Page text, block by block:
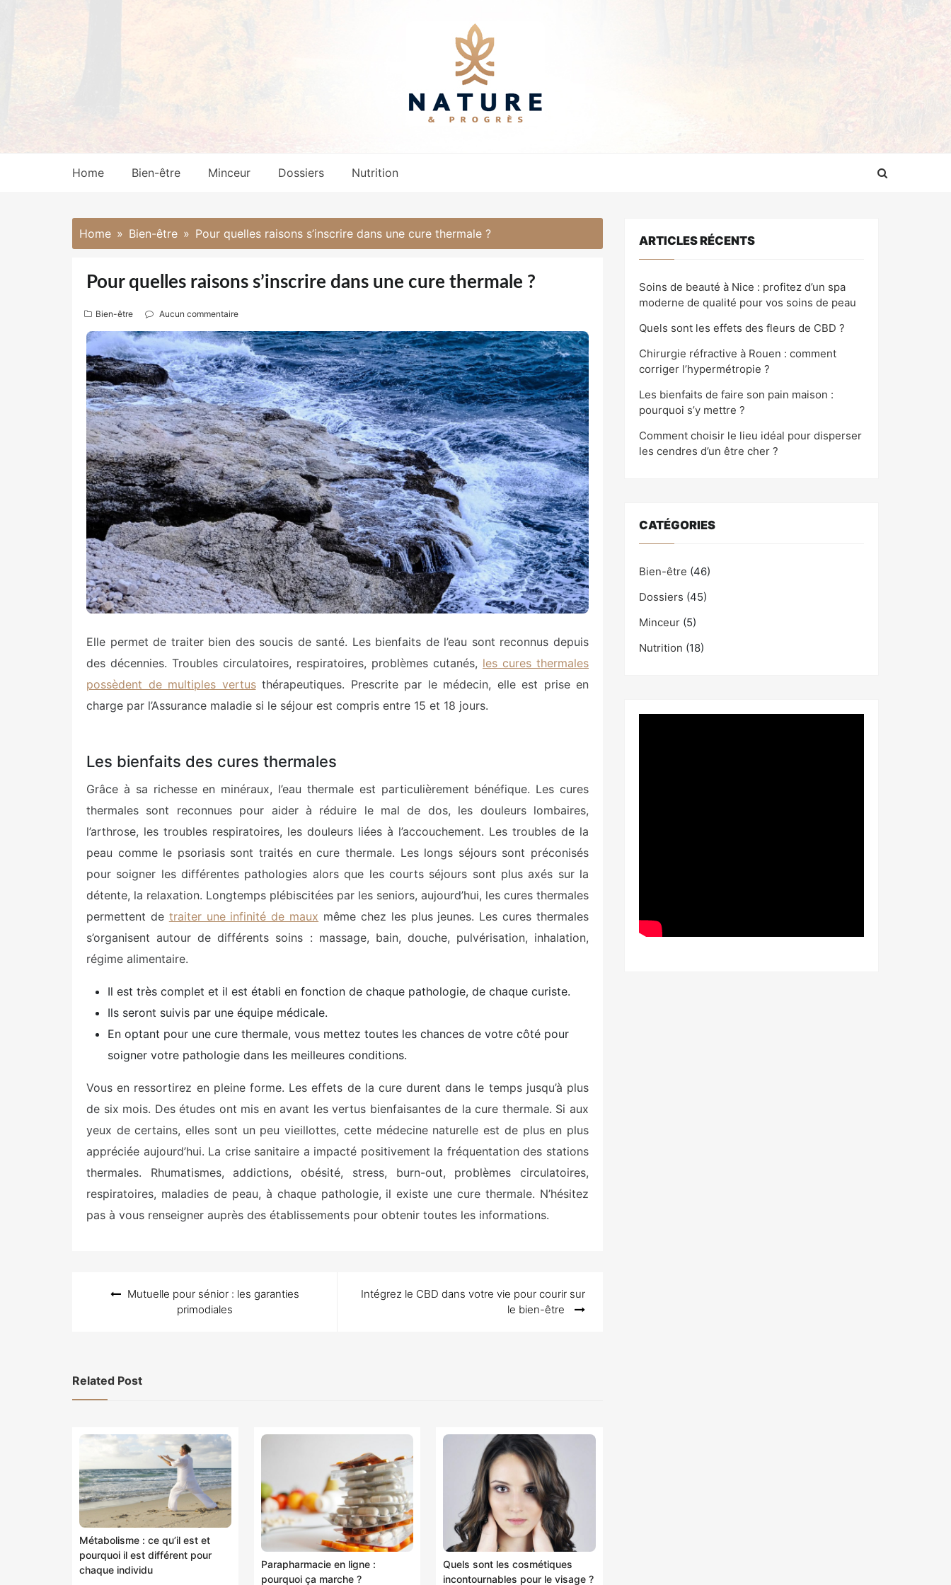
Home Bien-être Minceur Dossiers Nutrition
Home Bien-être Pour quelles raisons s’inscrire dans une cure thermale ?
Pour quelles raisons s’inscrire dans une cure thermale ?
Bien-être Aucun commentaire
Elle permet de traiter bien des soucis de santé. Les bienfaits de l’eau sont reconnus depuis
des décennies. Troubles circulatoires, respiratoires, problèmes cutanés, les cures thermales
possèdent de multiples vertusthérapeutiques. Prescrite par le médecin, elle est prise en
charge par l’Assurance maladie si le séjour est compris entre 15 et 18 jours.
Les bienfaits des cures thermales
Grâce à sa richesse en minéraux, l’eau thermale est particulièrement bénéfique. Les cures
thermales sont reconnues pour aider à réduire le mal de dos, les douleurs lombaires,
l’arthrose, les troubles respiratoires, les douleurs liées à l’accouchement. Les troubles de la
peau comme le psoriasis sont traités en cure thermale. Les longs séjours sont préconisés
pour soigner les différentes pathologies alors que les courts séjours sont plus axés sur la
détente, la relaxation. Longtemps plébiscitées par les seniors, aujourd’hui, les cures thermales
permettent de traiter une infinité de maux même chez les plus jeunes. Les cures thermales
s’organisent autour de différents soins : massage, bain, douche, pulvérisation, inhalation,
régime alimentaire.
Il est très complet et il est établi en fonction de chaque pathologie, de chaque curiste.
Ils seront suivis par une équipe médicale.
En optant pour une cure thermale, vous mettez toutes les chances de votre côté pour
soigner votre pathologie dans les meilleures conditions.
Vous en ressortirez en pleine forme. Les effets de la cure durent dans le temps jusqu’à plus
de six mois. Des études ont mis en avant les vertus bienfaisantes de la cure thermale. Si aux
yeux de certains, elles sont un peu vieillottes, cette médecine naturelle est de plus en plus
appréciée aujourd’hui. La crise sanitaire a impacté positivement la fréquentation des stations
thermales. Rhumatismes, addictions, obésité, stress, burn-out, problèmes circulatoires,
respiratoires, maladies de peau, à chaque pathologie, il existe une cure thermale. N’hésitez
pas à vous renseigner auprès des établissements pour obtenir toutes les informations.
Mutuelle pour sénior : les garanties
primodiales
Intégrez le CBD dans votre vie pour courir sur
le bien-être
Related Post
Métabolisme : ce qu’il est et
pourquoi il est différent pour
chaque individu
Parapharmacie en ligne :
pourquoi ça marche ?
Quels sont les cosmétiques
incontournables pour le visage ?
ARTICLES RÉCENTS
Soins de beauté à Nice : profitez d’un spa
moderne de qualité pour vos soins de peau
Quels sont les effets des fleurs de CBD ?
Chirurgie réfractive à Rouen : comment
corriger l’hypermétropie ?
Les bienfaits de faire son pain maison :
pourquoi s’y mettre ?
Comment choisir le lieu idéal pour disperser
les cendres d’un être cher ?
CATÉGORIES
Bien-être (46)
Dossiers (45)
Minceur (5)
Nutrition (18)